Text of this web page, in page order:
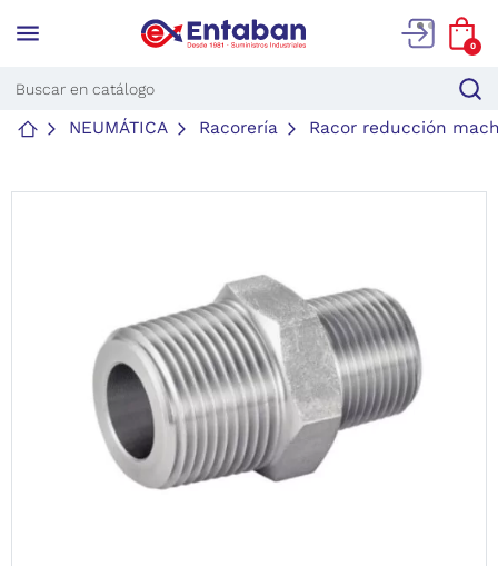
menu 0
NEUMÁTICA Racorería Racor reducción